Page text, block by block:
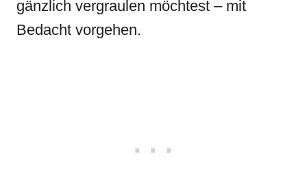
gänzlich vergraulen möchtest – mit
Bedacht vorgehen.